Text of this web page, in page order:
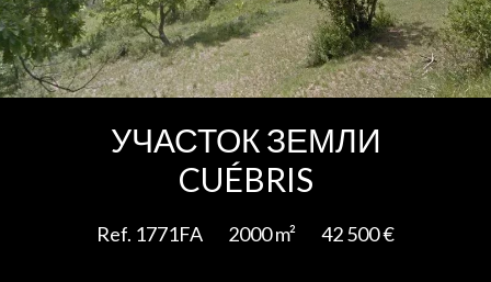
УЧАСТОК ЗЕМЛИ
CUÉBRIS
Ref. 1771FA 2000 m² 42 500 €